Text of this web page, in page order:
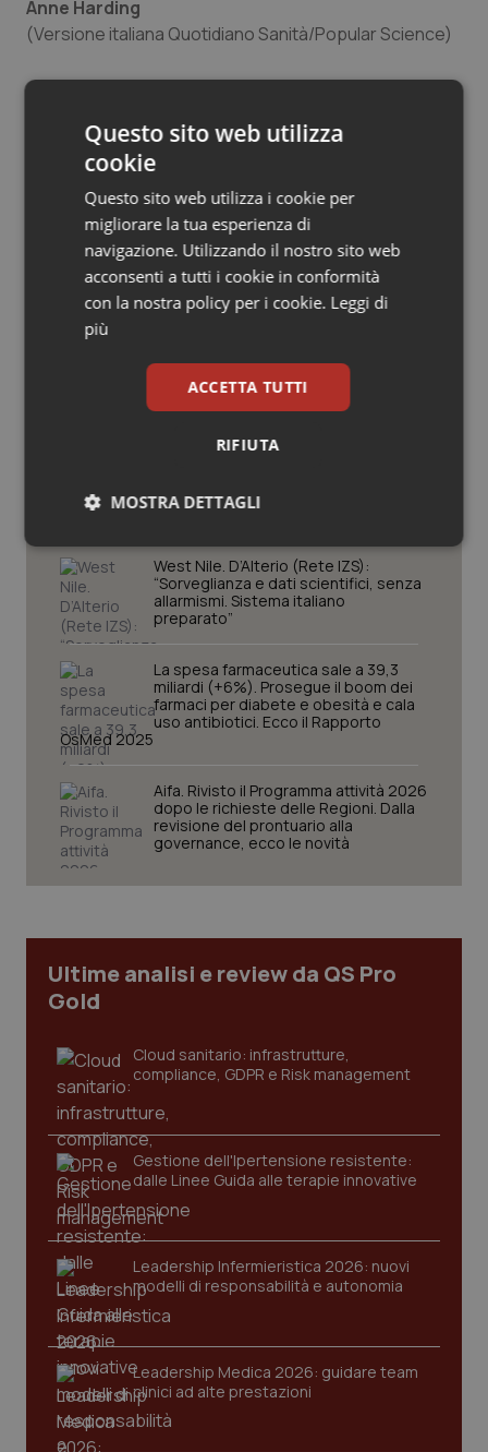
Salute orale & impianti
Sangue & coagulazione
Tiroide
Tumore al seno
Tumore ovarico
Tumori del Polmone & Testa Collo
Tumori gastrointestinali
Anne Harding
(Versione italiana Quotidiano Sanità/Popular Science)
10 Maggio 2015
© Riproduzione riservata
Potrebbe interessarti in
Scienza e Farmaci
Quasi 4mila casi e 1.801 morti
West Nile. D’Alterio (Rete IZS):
“Sorveglianza e dati scientifici, senza
allarmismi. Sistema italiano
preparato”
La spesa farmaceutica sale a 39,3
miliardi (+6%). Prosegue il boom dei
farmaci per diabete e obesità e cala
uso antibiotici. Ecco il Rapporto
OsMed 2025
Aifa. Rivisto il Programma attività 2026
dopo le richieste delle Regioni. Dalla
revisione del prontuario alla
governance, ecco le novità
Ultime analisi e review da QS Pro
Gold
Cloud sanitario: infrastrutture,
compliance, GDPR e Risk management
Gestione dell'Ipertensione resistente:
dalle Linee Guida alle terapie innovative
Leadership Infermieristica 2026: nuovi
modelli di responsabilità e autonomia
Leadership Medica 2026: guidare team
clinici ad alte prestazioni
Questo sito web utilizza
cookie
Questo sito web utilizza i cookie per
migliorare la tua esperienza di
navigazione. Utilizzando il nostro sito web
acconsenti a tutti i cookie in conformità
con la nostra policy per i cookie. Leggi di
più
ACCETTA TUTTI
RIFIUTA
MOSTRA DETTAGLI
Necessari Statistici Marketing
Necessari Statistici Marketing
I cookie necessari contribuiscono a rendere fruibile il
sito web abilitandone funzionalità di base quali la
protette del sito. Il sito web non è in grado di
funzionare correttamente senza questi cookie.
Nome
Fornitore/
CookieScriptConsent
www.quotidianosanita.it